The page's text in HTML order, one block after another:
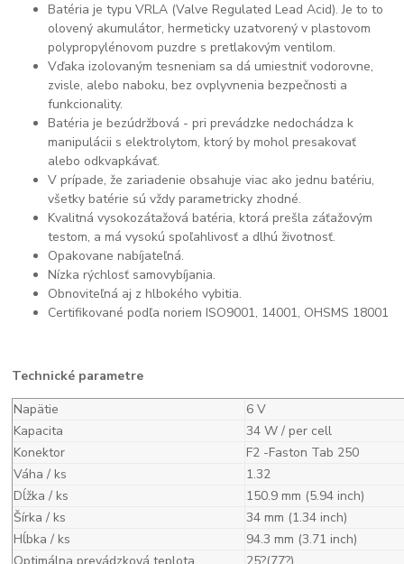
Batéria je typu VRLA (Valve Regulated Lead Acid). Je to to
olovený akumulátor, hermeticky uzatvorený v plastovom
polypropylénovom puzdre s pretlakovým ventilom.
Vďaka izolovaným tesneniam sa dá umiestniť vodorovne,
zvisle, alebo naboku, bez ovplyvnenia bezpečnosti a
funkcionality.
Batéria je bezúdržbová - pri prevádzke nedochádza k
manipulácii s elektrolytom, ktorý by mohol presakovať
alebo odkvapkávať.
V prípade, že zariadenie obsahuje viac ako jednu batériu,
všetky batérie sú vždy parametricky zhodné.
Kvalitná vysokozátažová batéria, ktorá prešla záťažovým
testom, a má vysokú spoľahlivosť a dlhú životnosť.
Opakovane nabíjateľná.
Nízka rýchlosť samovybíjania.
Obnoviteľná aj z hlbokého vybitia.
Certifikované podľa noriem ISO9001, 14001, OHSMS 18001
Technické parametre
Napätie
6 V
Kapacita
34 W / per cell
Konektor
F2 -Faston Tab 250
Váha / ks
1.32
Dĺžka / ks
150.9 mm (5.94 inch)
Šírka / ks
34 mm (1.34 inch)
Hĺbka / ks
94.3 mm (3.71 inch)